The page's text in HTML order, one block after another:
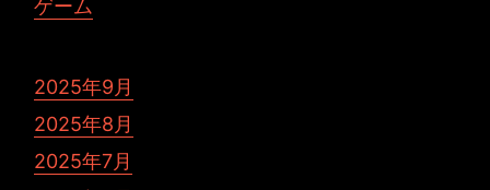
ゲーム
2025年9月
2025年8月
2025年7月